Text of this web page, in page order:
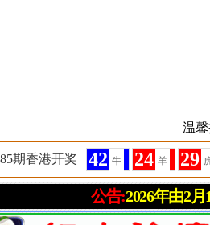
温馨